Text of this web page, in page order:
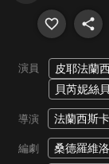
演員 皮耶法蘭
貝芮妮絲
導演 法蘭西斯
編劇 桑德羅維